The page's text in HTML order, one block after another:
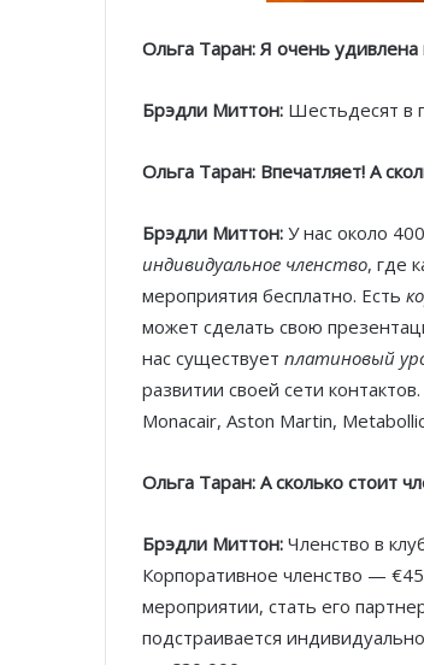
Ольга Таран: Я очень
Брэдли Миттон: Шестьдесят в
Ольга Таран: Впечатляет! А
Брэдли Миттон: У нас около
индивидуальное членство, где
мероприятия бесплатно. Есть
может сделать свою
нас существует платиновый
развитии своей сети
Monacair, Aston Martin,
Ольга Таран: А сколько стоит
Брэдли Миттон: Членство в
Корпоративное членство —
мероприятии, стать его
подстраивается